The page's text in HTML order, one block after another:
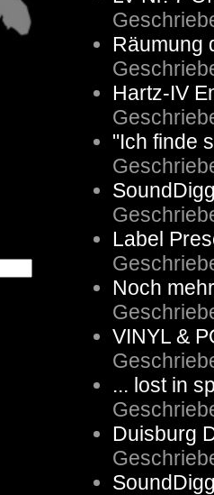
Räumung
Hartz-IV
"Ich finde
Label
Noch
VINYL &
... lost in
Duisburg